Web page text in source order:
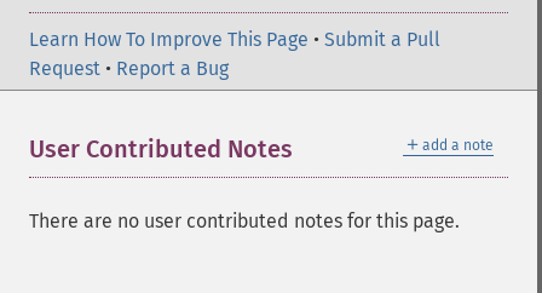
Learn How To Improve This Page • Submit a Pull
Request • Report a Bug
＋ add a note
User Contributed Notes
There are no user contributed notes for this page.